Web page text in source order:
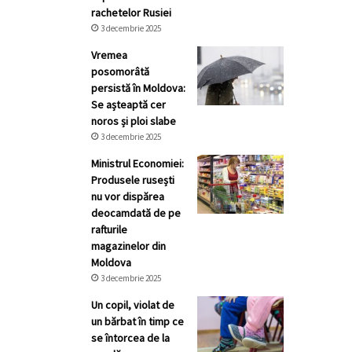
rachetelor Rusiei
3 decembrie 2025
Vremea
posomorâtă
persistă în Moldova:
Se așteaptă cer
noros și ploi slabe
3 decembrie 2025
Ministrul Economiei:
Produsele rusești
nu vor dispărea
deocamdată de pe
rafturile
magazinelor din
Moldova
3 decembrie 2025
Un copil, violat de
un bărbat în timp ce
se întorcea de la